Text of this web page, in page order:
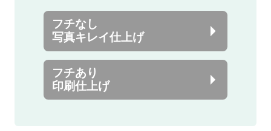
フチなし
写真キレイ仕上げ
フチあり
印刷仕上げ